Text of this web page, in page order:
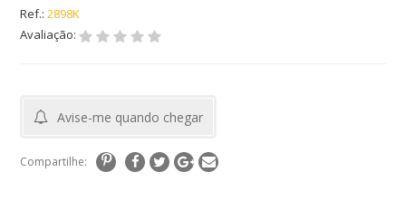
Ref.:2898K
Avaliação:
Avise-me quando chegar
Compartilhe: